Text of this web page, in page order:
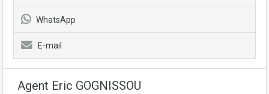
WhatsApp
E-mail
Agent Eric GOGNISSOU